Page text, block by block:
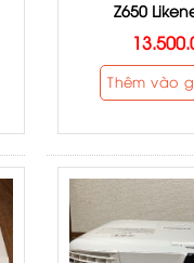
Z650
Thêm vào